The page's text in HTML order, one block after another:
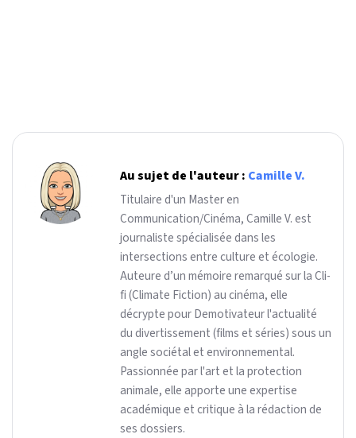
Au sujet de l'auteur : Camille V.
Titulaire d'un Master en
Communication/Cinéma, Camille V. est
journaliste spécialisée dans les
intersections entre culture et écologie.
Auteure d’un mémoire remarqué sur la Cli-
fi (Climate Fiction) au cinéma, elle
décrypte pour Demotivateur l'actualité
du divertissement (films et séries) sous un
angle sociétal et environnemental.
Passionnée par l'art et la protection
animale, elle apporte une expertise
académique et critique à la rédaction de
ses dossiers.